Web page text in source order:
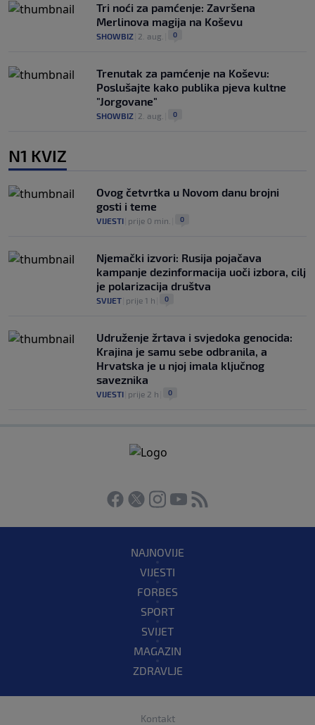
Tri noći za pamćenje: Završena
Merlinova magija na Koševu
SHOWBIZ 2. aug. 0
Trenutak za pamćenje na Koševu:
Poslušajte kako publika pjeva kultne
"Jorgovane"
SHOWBIZ 2. aug. 0
N1 KVIZ
Ovog četvrtka u Novom danu brojni
gosti i teme
VIJESTI prije 0 min. 0
Njemački izvori: Rusija pojačava
kampanje dezinformacija uoči izbora, cilj
je polarizacija društva
SVIJET prije 1 h 0
Udruženje žrtava i svjedoka genocida:
Krajina je samu sebe odbranila, a
Hrvatska je u njoj imala ključnog
saveznika
VIJESTI prije 2 h 0
NAJNOVIJE
VIJESTI
FORBES
SPORT
SVIJET
MAGAZIN
ZDRAVLJE
Kontakt